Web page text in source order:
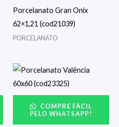
Porcelanato Gran Onix
62×1,21 (cod21039)
PORCELANATO
COMPRE FÁCIL
PELO WHATSAPP!